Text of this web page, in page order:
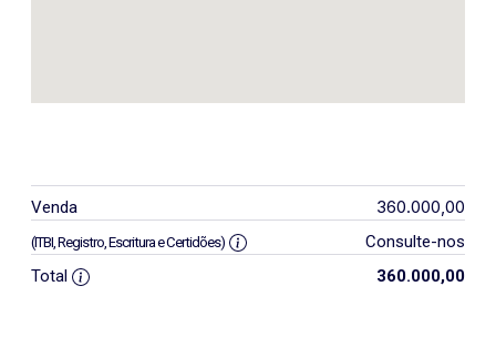
Venda 360.000,00
(ITBI, Registro, Escritura e Certidões)
Consulte-nos
Total
360.000,00